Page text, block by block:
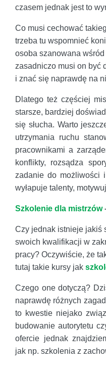
czasem jednak jest to
Co musi cechować
trzeba tu wspomnieć
osoba szanowana
zasadniczo musi on być
i znać się naprawdę na
Dlatego też częściej
starsze, bardziej
się słucha. Warto
utrzymania ruchu
pracownikami a
konflikty, rozsądza
zadanie do możliwości
wyłapuje talenty,
Szkolenie dla mistrzów
Czy jednak istnieje jakiś
swoich kwalifikacji w
pracy? Oczywiście, że
tutaj takie kursy jak
Czego one dotyczą?
naprawdę różnych
to kwestie niejako
budowanie autorytetu
ofercie jednak
jak np. szkolenia z